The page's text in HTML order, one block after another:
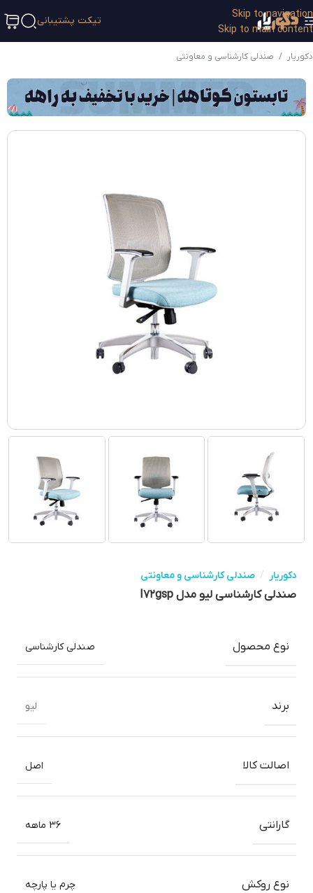
Skip to navigation
Skip to main content
تیکت پشتیبانی
دکوریار / صندلی کارشناسی و معاونتی
دکوریار / صندلی کارشناسی و معاونتی
صندلی کارشناسی لیو مدل I۷۲gsp
نوع محصول صندلی کارشناسی
برند لیو
اصالت کالا اصل
گارانتی 36 ماهه
نوع روکش چرم یا پارچه